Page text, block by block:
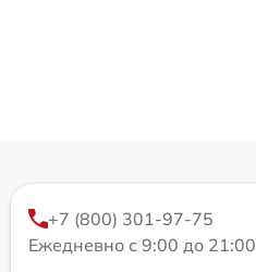
+7 (800) 301-97-75
Ежедневно с 9:00 до 21:00